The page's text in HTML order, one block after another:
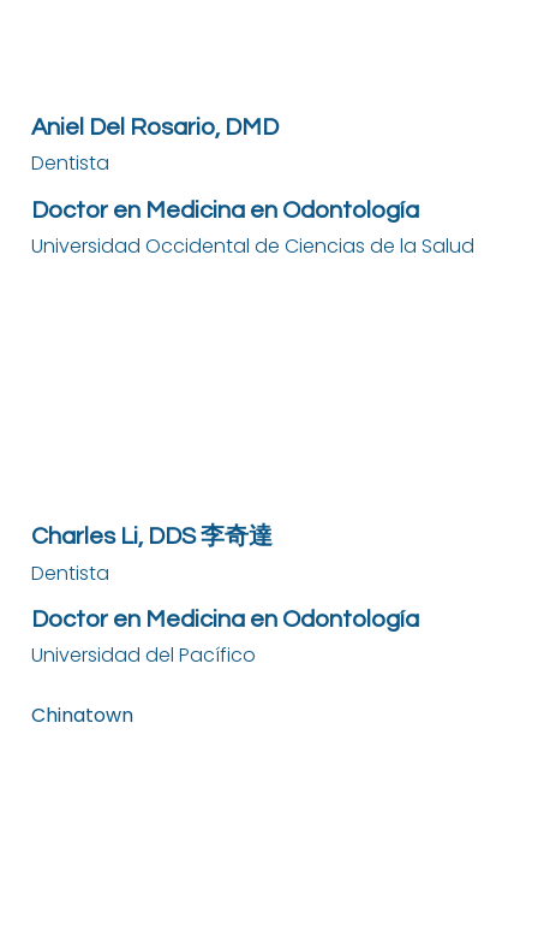
Aniel Del Rosario, DMD
Dentista
Doctor en Medicina en Odontología
Universidad Occidental de Ciencias de la Salud
Charles Li, DDS 李奇達
Dentista
Doctor en Medicina en Odontología
Universidad del Pacífico
Chinatown